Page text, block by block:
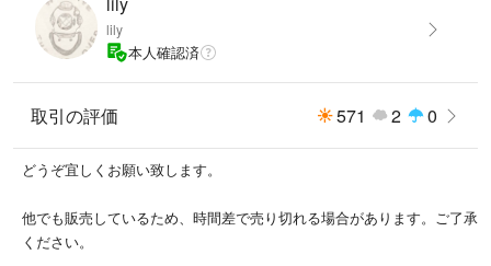
lily
本人確認済
取引の評価 571 2 0
どうぞ宜しくお願い致します。
他でも販売しているため、時間差で売り切れる場合があります。ご了承
ください。